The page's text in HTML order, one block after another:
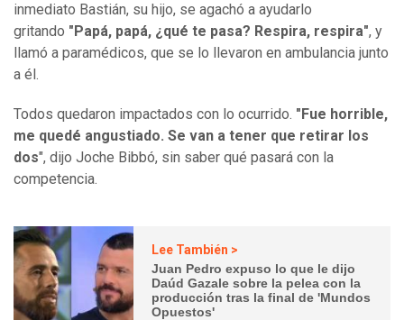
inmediato Bastián, su hijo, se agachó a ayudarlo
gritando "Papá, papá, ¿qué te pasa? Respira, respira", y
llamó a paramédicos, que se lo llevaron en ambulancia junto
a él.
Todos quedaron impactados con lo ocurrido. "Fue horrible,
me quedé angustiado. Se van a tener que retirar los
dos", dijo Joche Bibbó, sin saber qué pasará con la
competencia.
Lee También >
Juan Pedro expuso lo que le dijo
Daúd Gazale sobre la pelea con la
producción tras la final de 'Mundos
Opuestos'